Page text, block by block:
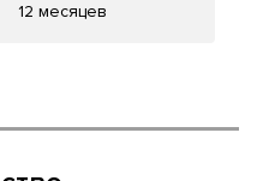
12 месяцев